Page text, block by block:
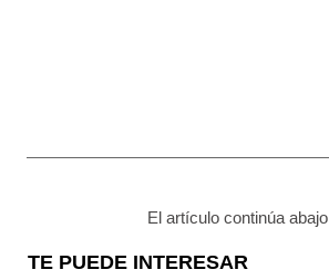
El artículo continúa abajo
TE PUEDE INTERESAR